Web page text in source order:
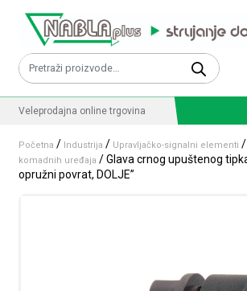
Pretraži:
Veleprodajna online trgovina
Početna / Industrija / Upravljačko-signalni elementi /
komadnih uređaja / Glava crnog upuštenog
opružni povrat, DOLJE”